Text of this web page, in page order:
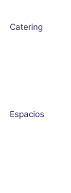
Catering
Espacios